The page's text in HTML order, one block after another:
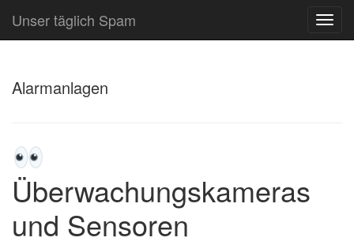
Unser täglich Spam
Alarmanlagen
Überwachungskameras
und Sensoren